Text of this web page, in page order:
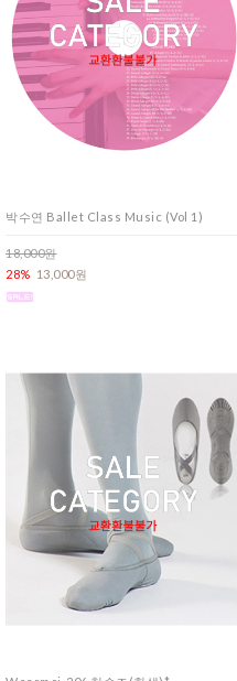
박수연 Ballet Class Music (Vol 1)
18,000원
28% 13,000원